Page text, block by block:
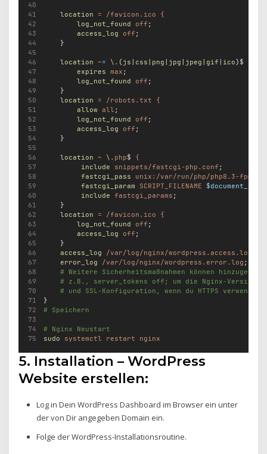
location = /favicon.ico {
log_not_found off ;
access_log off ;
    }
location ~* \. (js | css | png | jpg | jpeg | gif | ico)$ {
expires max ;
log_not_found off ;
    }
location = /robots.txt {
allow all ;
log_not_found off ;
access_log off ;
    }
location ~ \. php$ {
include snippets/fastcgi-php.conf ;
fastcgi_pass unix:/var/run/php/php8.3-
fastcgi_param SCRIPT_FILENAME
include fastcgi_params ;
    }
location = /favicon.ico {
log_not_found off ;
access_log off ;
    }
access_log /var/log/nginx/wordpress.access.log
error_log /var/log/nginx/wordpress.error.log ;
# Weitere Sicherheitsmaßnahmen können hinzugefügt
# z.B., server_tokens off; um die Nginx-Version
# und SSL-Konfiguration, wenn du HTTPS verwenden
}
# Speichern
# Nginx Neustart
sudo systemctl restart nginx
5. Installation – WordPress
Website erstellen:
Log in Dein WordPress Dashboard im Browser ein unter
der von Dir angegeben Domain ein.
Folge der WordPress-Installationsroutine.